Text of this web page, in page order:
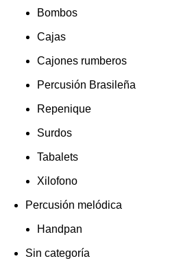
Bombos
Cajas
Cajones rumberos
Percusión Brasileña
Repenique
Surdos
Tabalets
Xilofono
Percusión melódica
Handpan
Sin categoría